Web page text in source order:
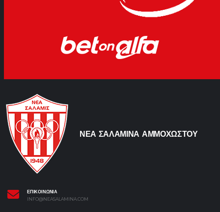
ΝΕΑ ΣΑΛΑΜΙΝΑ ΑΜΜΟΧΩΣΤΟΥ
ΕΠΙΚΟΙΝΩΝΙΑ
INFO@NEASALAMINA.COM